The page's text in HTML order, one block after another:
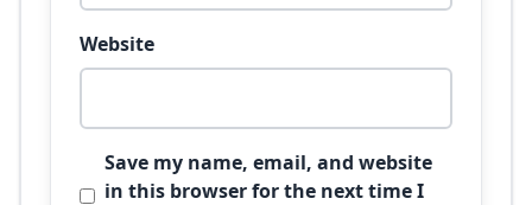
Website
Save my name, email, and website
in this browser for the next time I